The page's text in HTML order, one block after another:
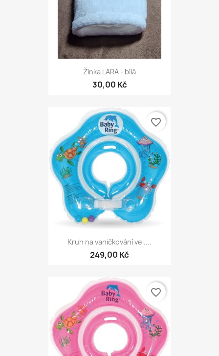
Žínka LARA - bílá
30,00 Kč
Kruh na vaničkování vel....
249,00 Kč
favorite_border
favorite_border